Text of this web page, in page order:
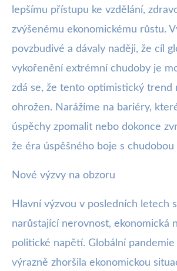
lepšímu přístupu ke vzdělání,
zvýšenému ekonomickému růstu.
povzbudivé a dávaly naději, že cíl
vykořenění extrémní chudoby je
zdá se, že tento optimistický trend
ohrožen. Narážíme na bariéry,
úspěchy zpomalit nebo dokonce
že éra úspěšného boje s chudobou
Nové výzvy na obzoru
Hlavní výzvou v posledních letech
narůstající nerovnost, ekonomická
politické napětí. Globální
výrazně zhoršila ekonomickou